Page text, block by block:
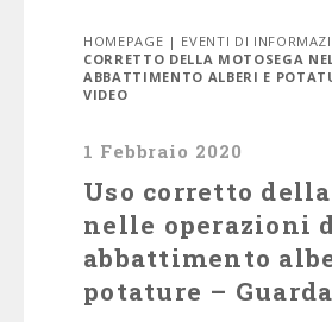
HOMEPAGE | EVENTI DI
CORRETTO DELLA MOTOSEGA
ABBATTIMENTO ALBERI E
VIDEO
1 Febbraio 2020
Uso corretto
nelle operazioni
abbattimento
potature –